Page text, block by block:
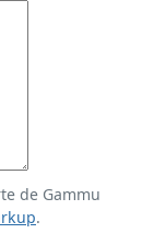
de Gammu
.